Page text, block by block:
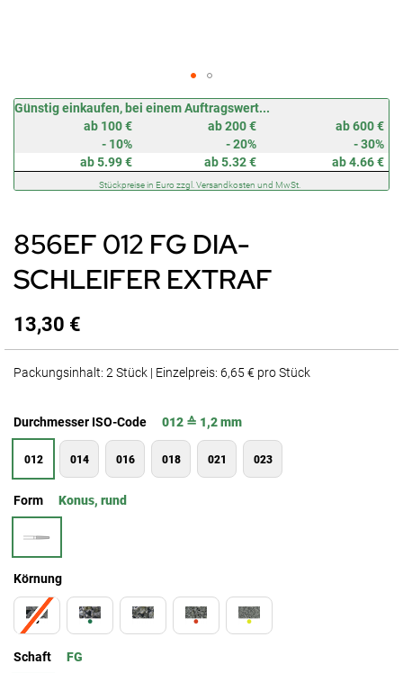
Günstig einkaufen, bei einem Auftragswert...
ab 100 €
ab 200 €
ab 600 €
- 10%
- 20%
- 30%
ab 5.99 €
ab 5.32 € ab 4.66 €
Stückpreise in Euro zzgl. Versandkosten und MwSt.
856EF 012 FG DIA-
SCHLEIFER EXTRAF
13,30 €
Packungsinhalt: 2 Stück | Einzelpreis: 6,65 € pro Stück
Durchmesser ISO-Code 012 ≙ 1,2 mm
012 014 016 018 021 023
Form Konus, rund
Körnung
Schaft FG
Zum
Anfang
springen